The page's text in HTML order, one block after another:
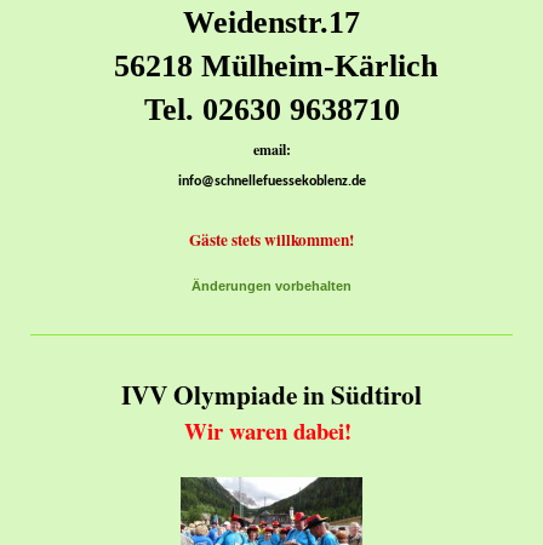
Weidenstr.17
56218 Mülheim-Kärlich
Tel. 02630 9638710
email:
info@schnellefuessekoblenz.de
Gäste stets willkommen!
Änderungen vorbehalten
IVV Olympiade in Südtirol
Wir waren dabei!